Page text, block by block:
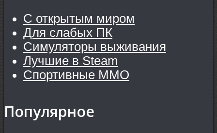
С открытым миром
Для слабых ПК
Симуляторы выживания
Лучшие в Steam
Спортивные MMO
Популярное